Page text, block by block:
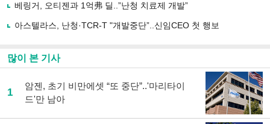
기
베링거, 오티젠과 1억弗 딜..”난청 치료제 개발”
아스텔라스, 난청·TCR-T "개발중단”..신임CEO 첫 행보
많이 본 기사
1
암젠, 초기 비만에셋 “또 중단”..'마리타이
드'만 남아